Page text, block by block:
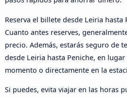
Reserva el billete desde Leiria hasta
Cuanto antes reserves,
precio. Además, estarás seguro de
desde Leiria hasta Peniche, en
momento o directamente en la
Si puedes, evita viajar en las horas